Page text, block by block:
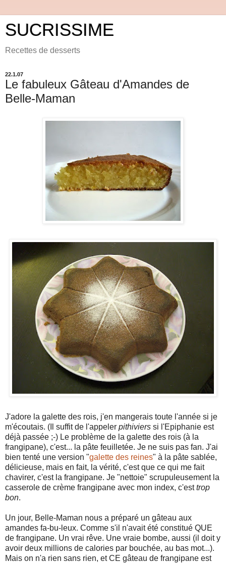
SUCRISSIME
Recettes de desserts
22.1.07
Le fabuleux Gâteau d'Amandes de
Belle-Maman
J'adore la galette des rois, j'en mangerais toute l'année si je
m'écoutais. (Il suffit de l'appeler pithiviers si l'Epiphanie est
déjà passée ;-) Le problème de la galette des rois (à la
frangipane), c'est... la pâte feuilletée. Je ne suis pas fan. J'ai
bien tenté une version "galette des reines" à la pâte sablée,
délicieuse, mais en fait, la vérité, c'est que ce qui me fait
chavirer, c'est la frangipane. Je "nettoie" scrupuleusement la
casserole de crème frangipane avec mon index, c'esttrop
bon.
Un jour, Belle-Maman nous a préparé un gâteau aux
amandes fa-bu-leux. Comme s'il n'avait été constitué QUE
de frangipane. Un vrai rêve. Une vraie bombe, aussi (il doit y
avoir deux millions de calories par bouchée, au bas mot...).
Mais on n'a rien sans rien, et CE gâteau de frangipane est